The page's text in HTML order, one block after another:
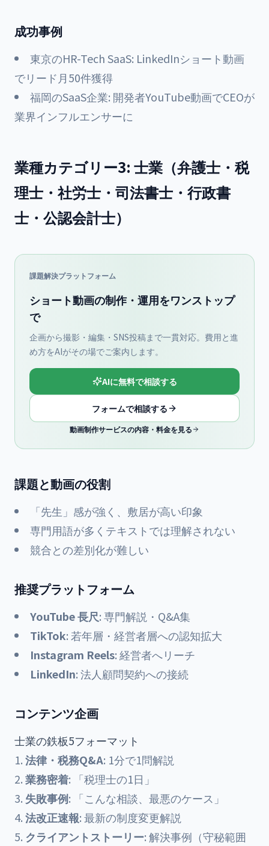
成功事例
東京のHR-Tech SaaS: LinkedInショート動画
でリード月50件獲得
福岡のSaaS企業: 開発者YouTube動画でCEOが
業界インフルエンサーに
業種カテゴリー3: 士業（弁護士・税
理士・社労士・司法書士・行政書
士・公認会計士）
課題解決プラットフォーム
ショート動画の制作・運用をワンストップ
で
企画から撮影・編集・SNS投稿まで一貫対応。費用と進
め方をAIがその場でご案内します。
AIに無料で相談する
フォームで相談する
動画制作サービスの内容・料金を見る
課題と動画の役割
「先生」感が強く、敷居が高い印象
専門用語が多くテキストでは理解されない
競合との差別化が難しい
推奨プラットフォーム
YouTube 長尺: 専門解説・Q&A集
TikTok: 若年層・経営者層への認知拡大
Instagram Reels: 経営者へリーチ
LinkedIn: 法人顧問契約への接続
コンテンツ企画
士業の鉄板5フォーマット
法律・税務Q&A: 1分で1問解説
業務密着: 「税理士の1日」
失敗事例: 「こんな相談、最悪のケース」
法改正速報: 最新の制度変更解説
クライアントストーリー: 解決事例（守秘範囲